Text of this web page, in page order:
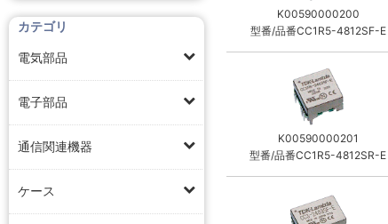
カテゴリ
電気部品
電子部品
通信関連機器
ケース
K00590000200
型番/品番CC1R5-4812SF-E
K00590000201
型番/品番CC1R5-4812SR-E